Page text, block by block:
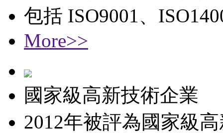
包括 ISO9001、
More>>
國家級高新技術企業
2012年被評為國家級